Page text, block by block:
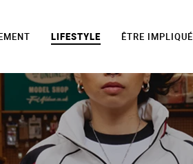
LIFESTYLE ÊTRE IMPLIQUÉ